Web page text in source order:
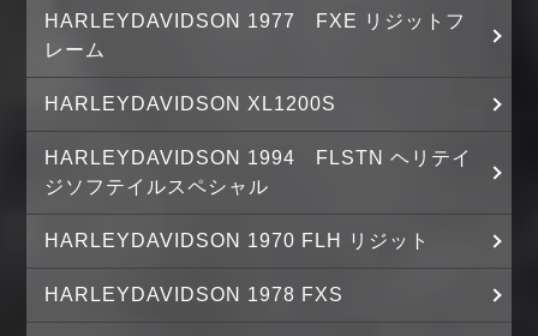
HARLEYDAVIDSON 1977 FXE リジットフ
レーム
HARLEYDAVIDSON XL1200S
HARLEYDAVIDSON 1994 FLSTN ヘリテイ
ジソフテイルスペシャル
HARLEYDAVIDSON 1970 FLH リジット
HARLEYDAVIDSON 1978 FXS